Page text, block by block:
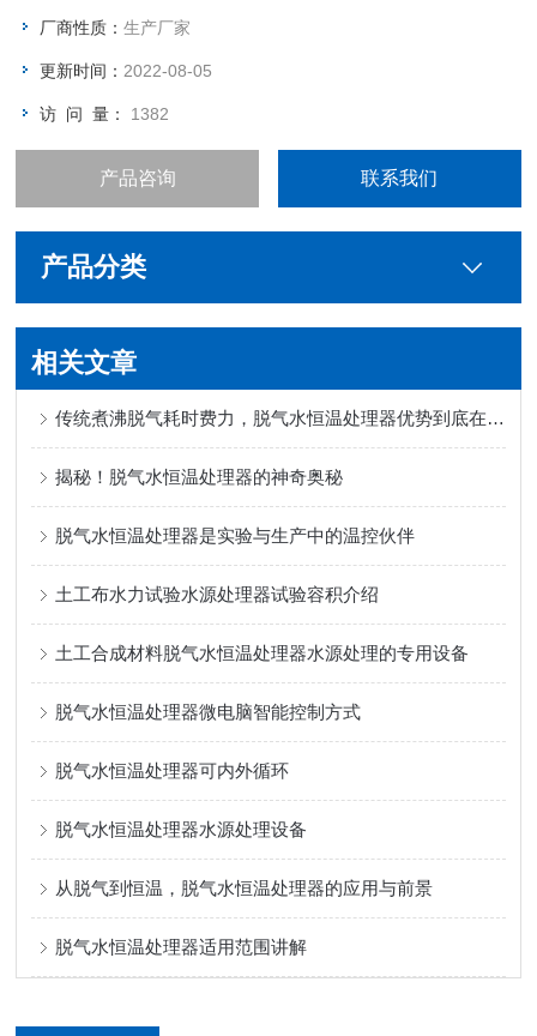
厂商性质：生产厂家
更新时间： 2022-08-05
访 问 量： 1382
产品咨询 联系我们
产品分类
相关文章
传统煮沸脱气耗时费力，脱气水恒温处理器优势到底在哪？
揭秘！脱气水恒温处理器的神奇奥秘
脱气水恒温处理器是实验与生产中的温控伙伴
土工布水力试验水源处理器试验容积介绍
土工合成材料脱气水恒温处理器水源处理的专用设备
脱气水恒温处理器微电脑智能控制方式
脱气水恒温处理器可内外循环
脱气水恒温处理器水源处理设备
从脱气到恒温，脱气水恒温处理器的应用与前景
脱气水恒温处理器适用范围讲解